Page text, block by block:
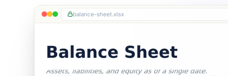
balance-sheet.xlsx